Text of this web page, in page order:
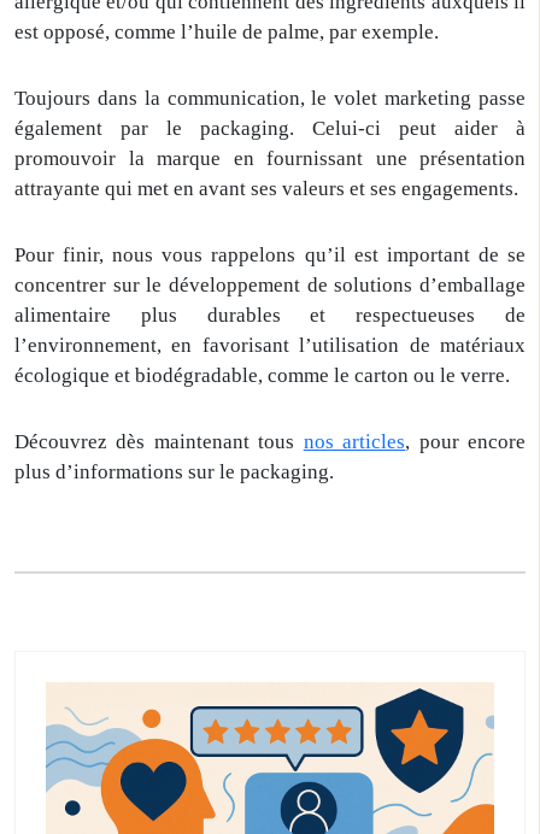
est opposé, comme l’huile de palme, par exemple.
Toujours dans la communication, le volet marketing passe
également par le packaging. Celui-ci peut aider à
promouvoir la marque en fournissant une présentation
attrayante qui met en avant ses valeurs et ses engagements.
Pour finir, nous vous rappelons qu’il est important de se
concentrer sur le développement de solutions d’emballage
alimentaire plus durables et respectueuses de
l’environnement, en favorisant l’utilisation de matériaux
écologique et biodégradable, comme le carton ou le verre.
Découvrez dès maintenant tous nos articles, pour encore
plus d’informations sur le packaging.